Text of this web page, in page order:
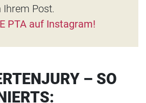
Ihrem Post.
PTA auf Instagram!
– SO